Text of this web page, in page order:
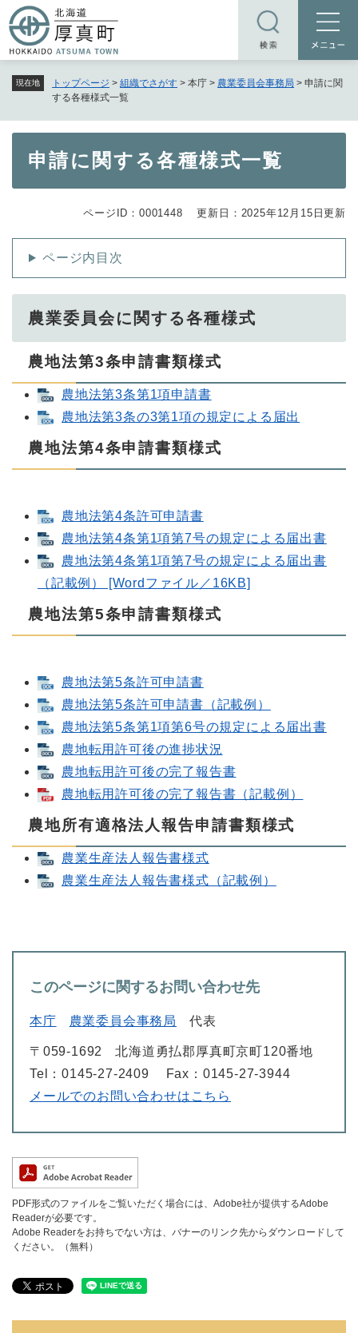
ー
ジ
で
現在地 トップページ > 組織でさがす > 本庁 > 農業委員会事務局 > 申請に関
する各種様式一覧
申請に関する各種様式一覧
ページID：0001448 更新日：2025年12月15日更新
ページ内目次
農業委員会に関する各種様式
農地法第3条申請書類様式
農地法第3条第1項申請書
農地法第3条の3第1項の規定による届出
農地法第4条申請書類様式
農地法第4条許可申請書
農地法第4条第1項第7号の規定による届出書
農地法第4条第1項第7号の規定による届出書
（記載例） [Wordファイル／16KB]
農地法第5条申請書類様式
農地法第5条許可申請書
農地法第5条許可申請書（記載例）
農地法第5条第1項第6号の規定による届出書
農地転用許可後の進捗状況
農地転用許可後の完了報告書
農地転用許可後の完了報告書（記載例）
農地所有適格法人報告申請書類様式
農業生産法人報告書様式
農業生産法人報告書様式（記載例）
このページに関するお問い合わせ先
本庁 農業委員会事務局 代表
〒059-1692
北海道勇払郡厚真町京町120番地
Tel：0145-27-2409
Fax：0145-27-3944
メールでのお問い合わせはこちら
PDF形式のファイルをご覧いただく場合には、Adobe社が提供するAdobe
Readerが必要です。
Adobe Readerをお持ちでない方は、バナーのリンク先からダウンロードして
ください。（無料）